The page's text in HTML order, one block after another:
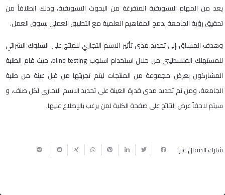
يعد من المهام التسويقية المتفرغة من البحوث التسويقية، وذلك انطلاقاً من
تحقيق رؤية الجامعة بدمج المفاهيم العلمية مع التطبيق العملي بسوق العمل.
وهدف المساق إلى تحديد مدى تأثير الاسم التجاري للمنتج على السلوك الشرائي
للمستهلك الفلسطيني من خلال استخدام اسلوب blind testing، حيث قام الطلبة
المشاركون بعرض مجموعة من المنتجات ليتم تجربتها من قبل عينة من طلبة
الجامعة، ومن ثم تحديد مدى قدرة العينة على تحديد الاسم التجاري لكل صنف، و
سيتم لاحقاً عرض النتائج على صفحة الكلية لمن يرغب بالإطلاع عليها.
شارك المقال عبر: